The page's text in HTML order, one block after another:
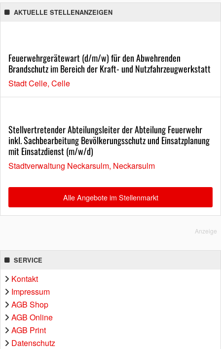
AKTUELLE STELLENANZEIGEN
Feuerwehrgerätewart (d/m/w) für den Abwehrenden
Brandschutz im Bereich der Kraft- und Nutzfahrzeugwerkstatt
Stadt Celle, Celle
Stellvertretender Abteilungsleiter der Abteilung Feuerwehr
inkl. Sachbearbeitung Bevölkerungsschutz und Einsatzplanung
mit Einsatzdienst (m/w/d)
Stadtverwaltung Neckarsulm, Neckarsulm
Alle Angebote im Stellenmarkt
Anzeige
SERVICE
Kontakt
Impressum
AGB Shop
AGB Online
AGB Print
Datenschutz